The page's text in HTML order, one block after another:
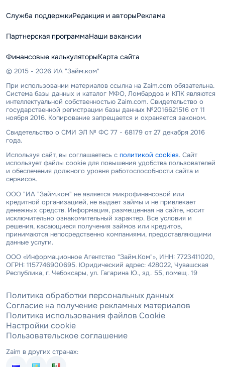
Служба поддержкиРедакция и авторыРеклама
Партнерская программаНаши вакансии
Финансовые калькуляторыКарта сайта
© 2015 - 2026 ИА "Займ.ком"
При использовании материалов ссылка на Zaim.com обязательна.
Система базы данных и каталог МФО, Ломбардов и КПК являются
интеллектуальной собственностью Zaim.com. Свидетельство о
государственной регистрации базы данных №2016621516 от 11
ноября 2016. Копирование запрещается и охраняется законом.
Свидетельство о СМИ ЭЛ № ФС 77 - 68179 от 27 декабря 2016
года.
Используя сайт, вы соглашаетесь с политикой cookies. Сайт
использует файлы cookie для повышения удобства пользователей
и обеспечения должного уровня работоспособности сайта и
сервисов.
ООО "ИА "Займ.ком" не является микрофинансовой или
кредитной организацией, не выдает займы и не привлекает
денежных средств. Информация, размещенная на сайте, носит
исключительно ознакомительный характер. Все условия и
решения, касающиеся получения займов или кредитов,
принимаются непосредственно компаниями, предоставляющими
данные услуги.
ООО «Информационное Агентство "Займ.Ком"», ИНН: 7723411020,
ОГРН: 1157746900695. Юридический адрес: 428022, Чувашская
Республика, г. Чебоксары, ул. Гагарина Ю., зд. 55, помещ. 19
Политика обработки персональных данных
Согласие на получение рекламных материалов
Политика использования файлов Cookie
Настройки cookie
Пользовательское соглашение
Zaim в других странах: